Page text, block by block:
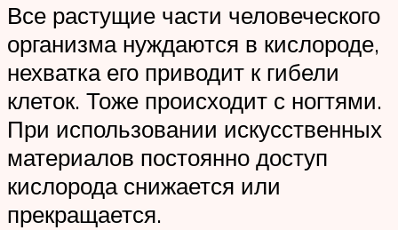
Все растущие части человеческого
организма нуждаются в кислороде,
нехватка его приводит к гибели
клеток. Тоже происходит с ногтями.
При использовании искусственных
материалов постоянно доступ
кислорода снижается или
прекращается.